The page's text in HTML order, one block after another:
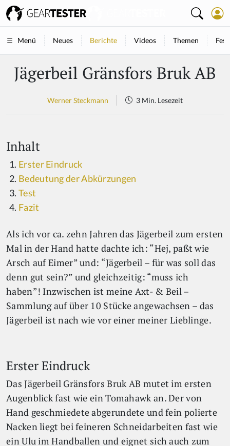
Menü Neues Berichte Videos Themen
Jägerbeil Gränsfors Bruk AB
Werner Steckmann 3 Min. Lesezeit
Inhalt
Erster Eindruck
Bedeutung der Abkürzungen
Test
Fazit
Als ich vor ca. zehn Jahren das Jägerbeil zum ersten
Mal in der Hand hatte dachte ich: “Hej, paßt wie
Arsch auf Eimer” und: “Jägerbeil – für was soll das
denn gut sein?” und gleichzeitig: “muss ich
haben”! Inzwischen ist meine Axt- & Beil –
Sammlung auf über 10 Stücke angewachsen – das
Jägerbeil ist nach wie vor einer meiner Lieblinge.
Erster Eindruck
Das Jägerbeil Gränsfors Bruk AB mutet im ersten
Augenblick fast wie ein Tomahawk an. Der von
Hand geschmiedete abgerundete und fein polierte
Nacken liegt bei feineren Schneidarbeiten fast wie
ein Ulu im Handballen und eignet sich auch zum